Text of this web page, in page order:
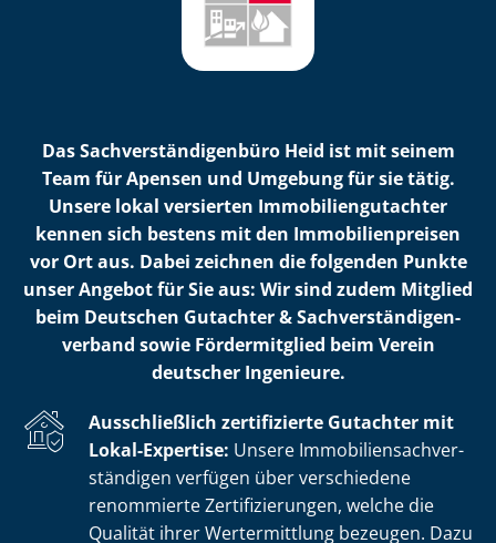
Das Sach­ver­stän­di­gen­bü­ro Heid ist mit seinem
Team für Apensen und Umgebung für sie tätig.
Unsere lokal versierten Im­mo­bi­li­en­gut­ach­ter
kennen sich bestens mit den Im­mo­bi­li­en­prei­sen
vor Ort aus. Dabei zeichnen die folgenden Punkte
unser Angebot für Sie aus: Wir sind zudem Mitglied
beim Deutschen Gutachter & Sach­ver­stän­di­gen­
ver­band sowie Fördermitglied beim Verein
deutscher Ingenieure.
Ausschließlich zertifizierte Gutachter mit
Lokal-Expertise: Unsere Im­mo­bi­li­en­sach­ver­
stän­di­gen verfügen über verschiedene
renommierte Zer­ti­fi­zie­run­gen, welche die
Qualität ihrer Wertermittlung bezeugen. Dazu